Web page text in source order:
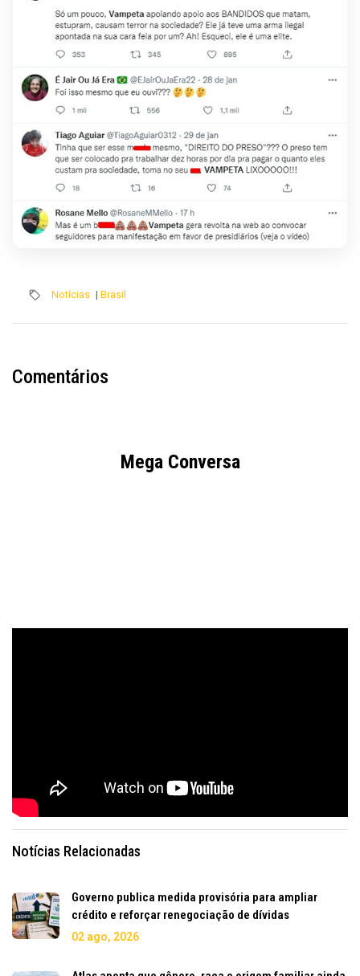
Notícias | Brasil
Comentários
Mega Conversa
Notícias Relacionadas
Governo publica medida provisória para ampliar
crédito e reforçar renegociação de dívidas
02 ago, 2026